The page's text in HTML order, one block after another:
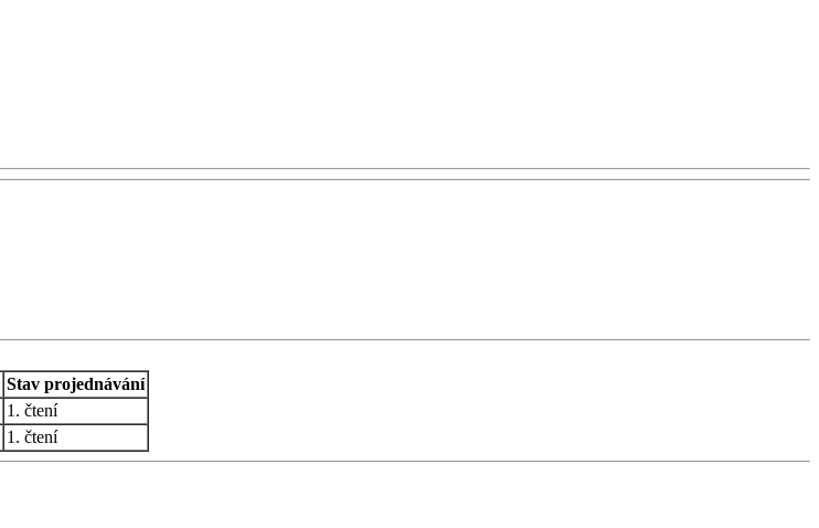
Stav projednávání
1. čtení
1. čtení